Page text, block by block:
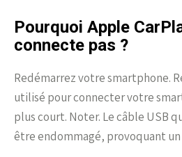
Pourquoi Apple
connecte pas ?
Redémarrez votre smartphone.
utilisé pour connecter votre
plus court. Noter. Le câble USB
être endommagé, provoquant